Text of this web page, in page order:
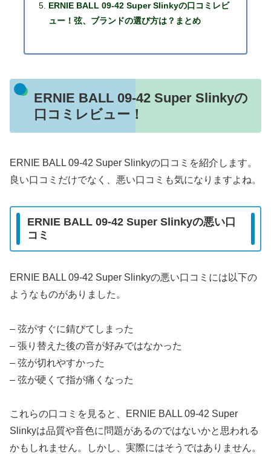
ERNIE BALL 09-42 Super Slinkyの口コミレビ
ュー！弦、ブランドの選び方は？まとめ
ERNIE BALL 09-42 Super Slinkyの
口コミレビュー！
ERNIE BALL 09-42 Super Slinkyの口コミを紹介します。
良い口コミだけでなく、悪い口コミも気になりますよね。
ERNIE BALL 09-42 Super Slinkyの悪い口
コミ
ERNIE BALL 09-42 Super Slinkyの悪い口コミには以下の
ようなものがありました。
– 弦がすぐに錆びてしまった
– 張り替えた後の音が好みではなかった
– 弦が切れやすかった
– 弦が硬くて指が痛くなった
これらの口コミを見ると、ERNIE BALL 09-42 Super
Slinkyは品質や音色に問題があるのではないかと思われる
かもしれません。しかし、実際にはそうではありません。